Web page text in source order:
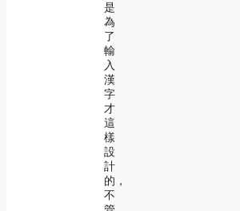
是
為
了
輸
入
漢
字
才
這
樣
設
計
的，
不